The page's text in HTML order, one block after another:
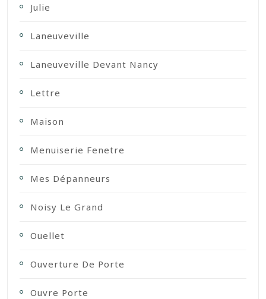
Julie
Laneuveville
Laneuveville Devant Nancy
Lettre
Maison
Menuiserie Fenetre
Mes Dépanneurs
Noisy Le Grand
Ouellet
Ouverture De Porte
Ouvre Porte